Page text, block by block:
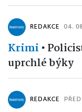
REDAKCE 04.
Krimi •
uprchlé býky
REDAKCE